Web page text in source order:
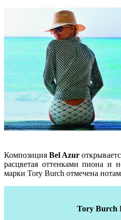
КомпозицияBel Azur
расцветая оттенками пиона и
марки Tory Burch отмечена
Tory Burch